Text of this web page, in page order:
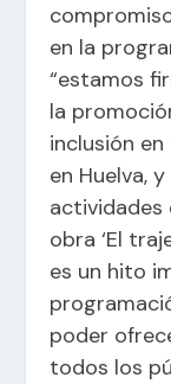
en la
“estamos
la
inclusión
en Huelva,
actividades
obra ‘El
es un hito
poder
todos los